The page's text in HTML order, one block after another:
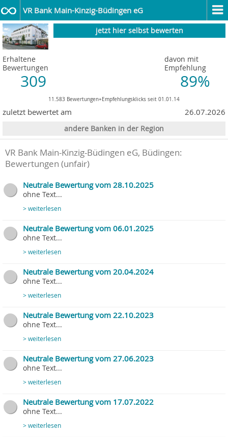
VR Bank Main-Kinzig-Büdingen eG
jetzt hier selbst bewerten
Erhaltene
Bewertungen
309
davon mit
Empfehlung
89%
11.583 Bewertungen+Empfehlungsklicks seit 01.01.14
zuletzt bewertet am 26.07.2026
andere Banken in der Region
VR Bank Main-Kinzig-Büdingen eG, Büdingen:
Bewertungen (unfair)
Neutrale Bewertung vom 28.10.2025
ohne Text...
> weiterlesen
Neutrale Bewertung vom 06.01.2025
ohne Text...
> weiterlesen
Neutrale Bewertung vom 20.04.2024
ohne Text...
> weiterlesen
Neutrale Bewertung vom 22.10.2023
ohne Text...
> weiterlesen
Neutrale Bewertung vom 27.06.2023
ohne Text...
> weiterlesen
Neutrale Bewertung vom 17.07.2022
ohne Text...
> weiterlesen